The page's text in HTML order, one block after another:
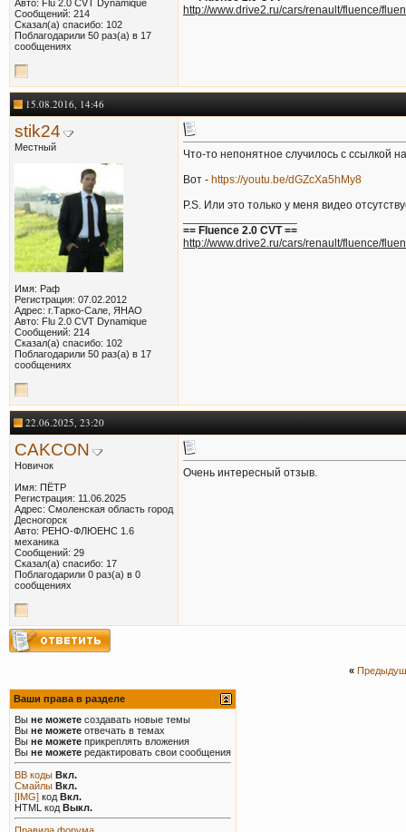
Авто: Flu 2.0 CVT Dynamique
Сообщений: 214
Сказал(а) спасибо: 102
Поблагодарили 50 раз(а) в 17
сообщениях
http://www.drive2.ru/cars/renault/fluence/
15.08.2016, 14:46
stik24
Местный
Имя: Раф
Регистрация: 07.02.2012
Адрес: г.Тарко-Сале, ЯНАО
Авто: Flu 2.0 CVT Dynamique
Сообщений: 214
Сказал(а) спасибо: 102
Поблагодарили 50 раз(а) в 17
сообщениях
Что-то непонятное случилось с ссылкой
Вот - https://youtu.be/dGZcXa5hMy8
P.S. Или это только у меня видео
== Fluence 2.0 CVT ==
http://www.drive2.ru/cars/renault/fluence/
22.06.2025, 23:20
CAKCON
Новичок
Имя: ПЁТР
Регистрация: 11.06.2025
Адрес: Смоленская область город
Десногорск
Авто: РЕНО-ФЛЮЕНС 1.6
механика
Сообщений: 29
Сказал(а) спасибо: 17
Поблагодарили 0 раз(а) в 0
сообщениях
Очень интересный отзыв.
«
Ваши права в разделе
Вы не можете создавать новые темы
Вы не можете отвечать в темах
Вы не можете прикреплять вложения
Вы не можете редактировать свои сообщения
BB коды Вкл.
Смайлы Вкл.
[IMG] код Вкл.
HTML код Выкл.